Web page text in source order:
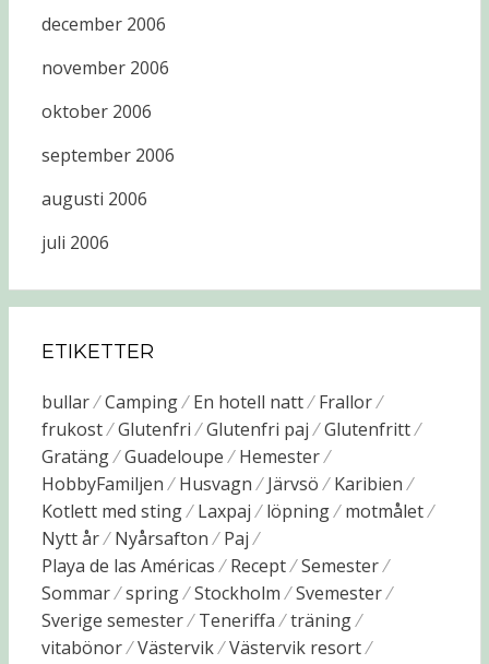
december 2006
november 2006
oktober 2006
september 2006
augusti 2006
juli 2006
ETIKETTER
bullar Camping En hotell natt
Frallor
frukost
Glutenfri Glutenfri paj
Glutenfritt
Gratäng
Guadeloupe
Hemester
HobbyFamiljen
Husvagn Järvsö
Karibien
Kotlett med sting
Laxpaj löpning
motmålet
Nytt år
Nyårsafton
Paj
Playa de las Américas
Recept
Semester
Sommar
spring Stockholm
Svemester
Sverige semester
Teneriffa
träning
vitabönor
Västervik
Västervik resort